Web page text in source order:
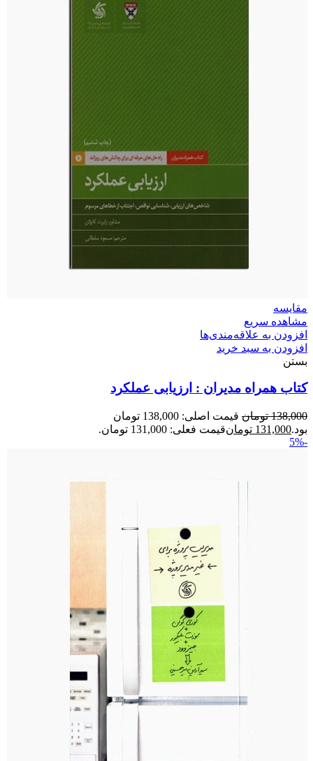
مقایسه
مشاهده سریع
افزودن به علاقه‌مندی‌ها
افزودن به سبد خرید
بستن
کتاب همراه مدیران : ارزیابی عملکرد
138,000 تومان
قیمت اصلی: 138,000 تومان
بود.131,000 تومانقیمت فعلی: 131,000 تومان.
-5%